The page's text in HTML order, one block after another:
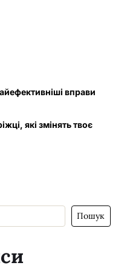
вправи
які змінять твоє
Пошук